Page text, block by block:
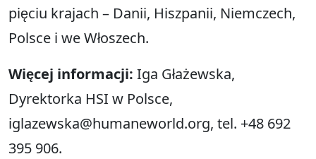
pięciu krajach – Danii, Hiszpanii, Niemczech,
Polsce i we Włoszech.
Więcej informacji: Iga Głażewska,
Dyrektorka HSI w Polsce,
iglazewska@humaneworld.org, tel. +48 692
395 906.